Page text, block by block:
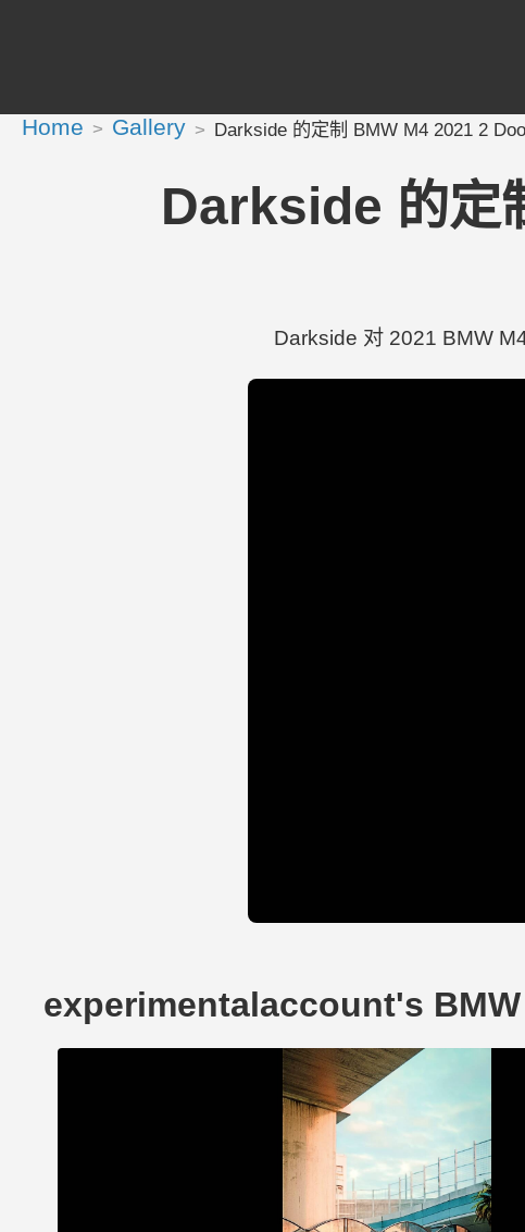
Home Gallery Darkside 的定制 BMW M4 2021 2
Darkside 的定
Darkside 对 2021 BMW
experimentalaccount's BMW